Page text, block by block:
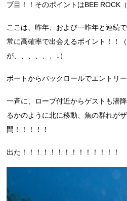
ブ目！！そのポイントはBEE ROCK
ここは、昨年、および一昨年と連続
常に高確率で出会えるポイント！！
が、、、、、、↓）
ボートからバックロールでエントリー
一斉に、ロープ付近からゲストも潜
るかのように北に移動、魚の群れが
間！！！！！
出た！！！！！！！！！！！！！！